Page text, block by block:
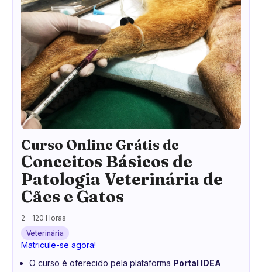
Curso Online Grátis de
Conceitos Básicos de
Patologia Veterinária de
Cães e Gatos
2 - 120 Horas
Veterinária
Matricule-se agora!
O curso é oferecido pela plataforma Portal IDEA